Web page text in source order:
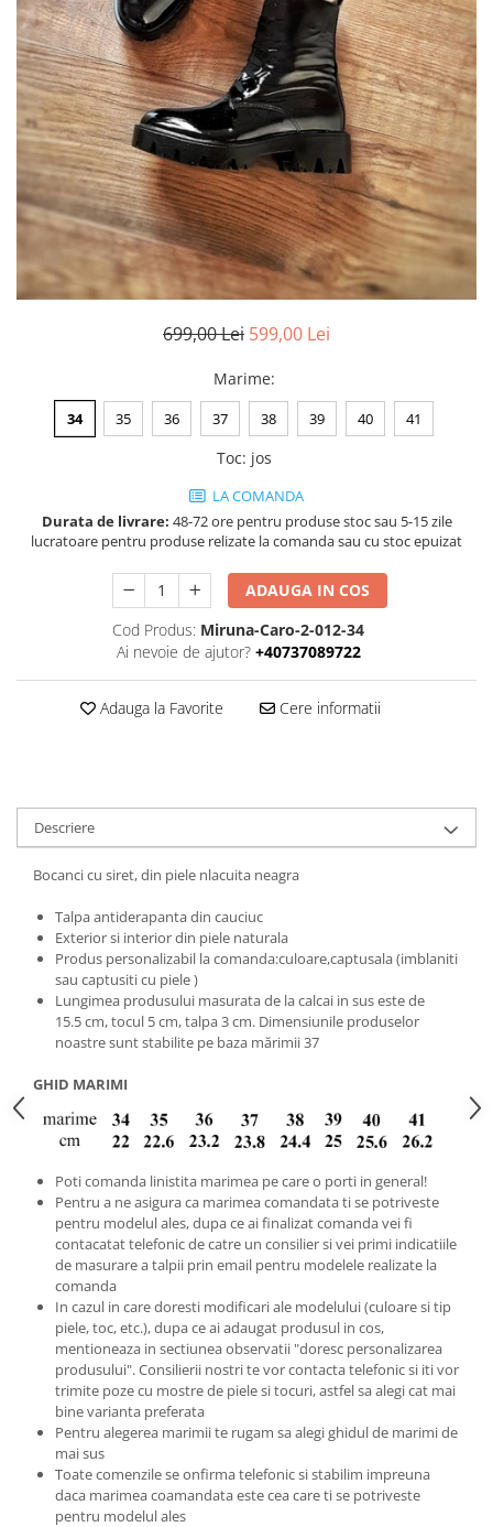
Posete
Rucsac
Plic
Saculet
Borsete
Mov
Visiniu
Maro
Albastru
699,00 Lei 599,00 Lei
Marime:
34 35 36 37 38 39 40 41
Toc: jos
LA COMANDA
Durata de livrare: 48-72 ore pentru produse stoc sau 5-15 zile
lucratoare pentru produse relizate la comanda sau cu stoc epuizat
ADAUGA IN COS
Cod Produs: Miruna-Caro-2-012-34
Ai nevoie de ajutor? +40737089722
Adauga la Favorite Cere informatii
Descriere
Bocanci cu siret, din piele nlacuita neagra
Talpa antiderapanta din cauciuc
Exterior si interior din piele naturala
Produs personalizabil la comanda:culoare,captusala (imblaniti
sau captusiti cu piele )
Lungimea produsului masurata de la calcai in sus este de
15.5 cm, tocul 5 cm, talpa 3 cm. Dimensiunile produselor
noastre sunt stabilite pe baza mărimii 37
GHID MARIMI
Poti comanda linistita marimea pe care o porti in general!
Pentru a ne asigura ca marimea comandata ti se potriveste
pentru modelul ales, dupa ce ai finalizat comanda vei fi
contacatat telefonic de catre un consilier si vei primi indicatiile
de masurare a talpii prin email pentru modelele realizate la
comanda
In cazul in care doresti modificari ale modelului (culoare si tip
piele, toc, etc.), dupa ce ai adaugat produsul in cos,
mentioneaza in sectiunea observatii "doresc personalizarea
produsului". Consilierii nostri te vor contacta telefonic si iti vor
trimite poze cu mostre de piele si tocuri, astfel sa alegi cat mai
bine varianta preferata
Pentru alegerea marimii te rugam sa alegi ghidul de marimi de
mai sus
Toate comenzile se onfirma telefonic si stabilim impreuna
daca marimea coamandata este cea care ti se potriveste
pentru modelul ales